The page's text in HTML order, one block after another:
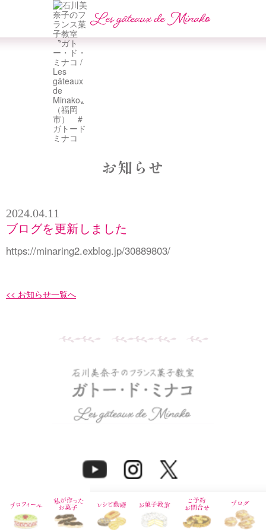
お知らせ
2024.04.11
ブログを更新しました
https://minaring2.exblog.jp/30889803/
<< お知らせ一覧へ